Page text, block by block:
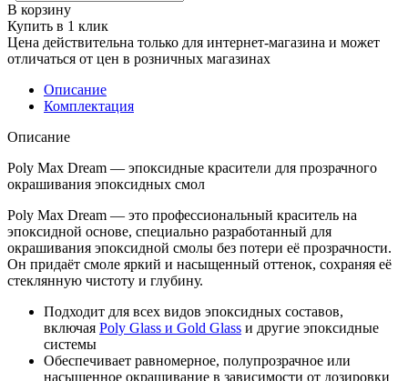
В корзину
Купить в 1 клик
Цена действительна только для интернет-магазина и может
отличаться от цен в розничных магазинах
Описание
Комплектация
Описание
Poly Max Dream — эпоксидные красители для прозрачного
окрашивания эпоксидных смол
Poly Max Dream — это профессиональный краситель на
эпоксидной основе, специально разработанный для
окрашивания эпоксидной смолы без потери её прозрачности.
Он придаёт смоле яркий и насыщенный оттенок, сохраняя её
стеклянную чистоту и глубину.
Подходит для всех видов эпоксидных составов,
включая Poly Glass и Gold Glass и другие эпоксидные
системы
Обеспечивает равномерное, полупрозрачное или
насыщенное окрашивание в зависимости от дозировки